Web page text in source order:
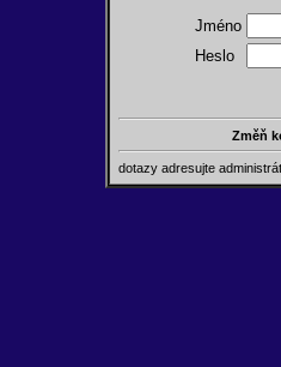
Jméno
Heslo
Změň
dotazy adresujte